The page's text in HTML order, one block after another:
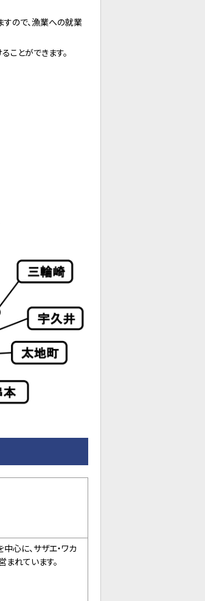
ので、漁業への就業
とができます。
心に、サザエ・ワカ
れています。